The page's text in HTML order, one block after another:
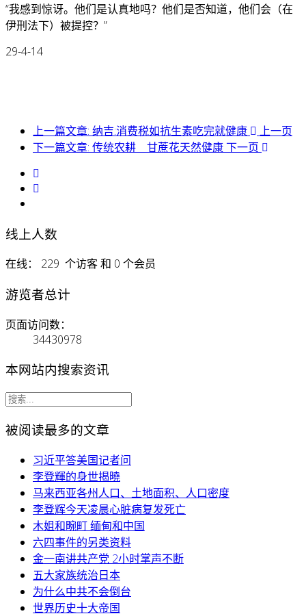
“我感到惊讶。他们是认真地吗？他们是否知道，他们会（在
伊刑法下）被提控？”
29-4-14
上一篇文章: 纳吉:消费税如抗生素吃完就健康
上一页
下一篇文章: 传统农耕 甘蔗花天然健康下一页
线上人数
在线： 229 个访客 和 0 个会员
游览者总计
页面访问数：
34430978
本网站内搜索资讯
被阅读最多的文章
习近平答美国记者问
李登輝的身世揭曉
马来西亚各州人口、土地面积、人口密度
李登辉今天凌晨心脏病复发死亡
木姐和畹町 缅甸和中国
六四事件的另类资料
金一南讲共产党 2小时掌声不断
五大家族统治日本
为什么中共不会倒台
世界历史十大帝国